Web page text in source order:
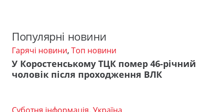
Популярні новини
Гарячі новини, Топ новини
У Коростенському ТЦК помер 46-річний
чоловік після проходження ВЛК